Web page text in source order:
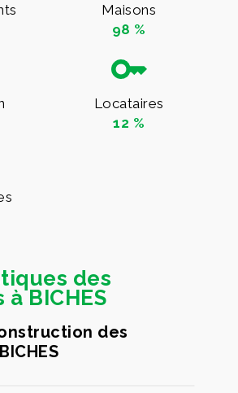
Maisons
98 %
Locataires
12 %
des
BICHES
des